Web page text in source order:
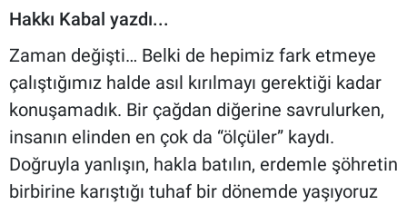
Hakkı Kabal yazdı...
Zaman değişti… Belki de hepimiz fark etmeye
çalıştığımız halde asıl kırılmayı gerektiği kadar
konuşamadık. Bir çağdan diğerine savrulurken,
insanın elinden en çok da “ölçüler” kaydı.
Doğruyla yanlışın, hakla batılın, erdemle şöhretin
birbirine karıştığı tuhaf bir dönemde yaşıyoruz
Eskişehir Hava Durumu
Eskişehir Tramvay Saatleri
Eskişehir Otobüs Saatleri